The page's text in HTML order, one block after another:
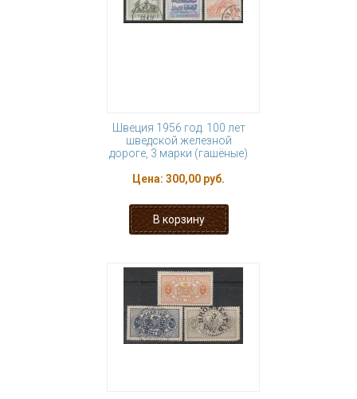
Швеция 1956 год. 100 лет
шведской железной
дороге, 3 марки (гашёные)
Цена: 300,00 руб.